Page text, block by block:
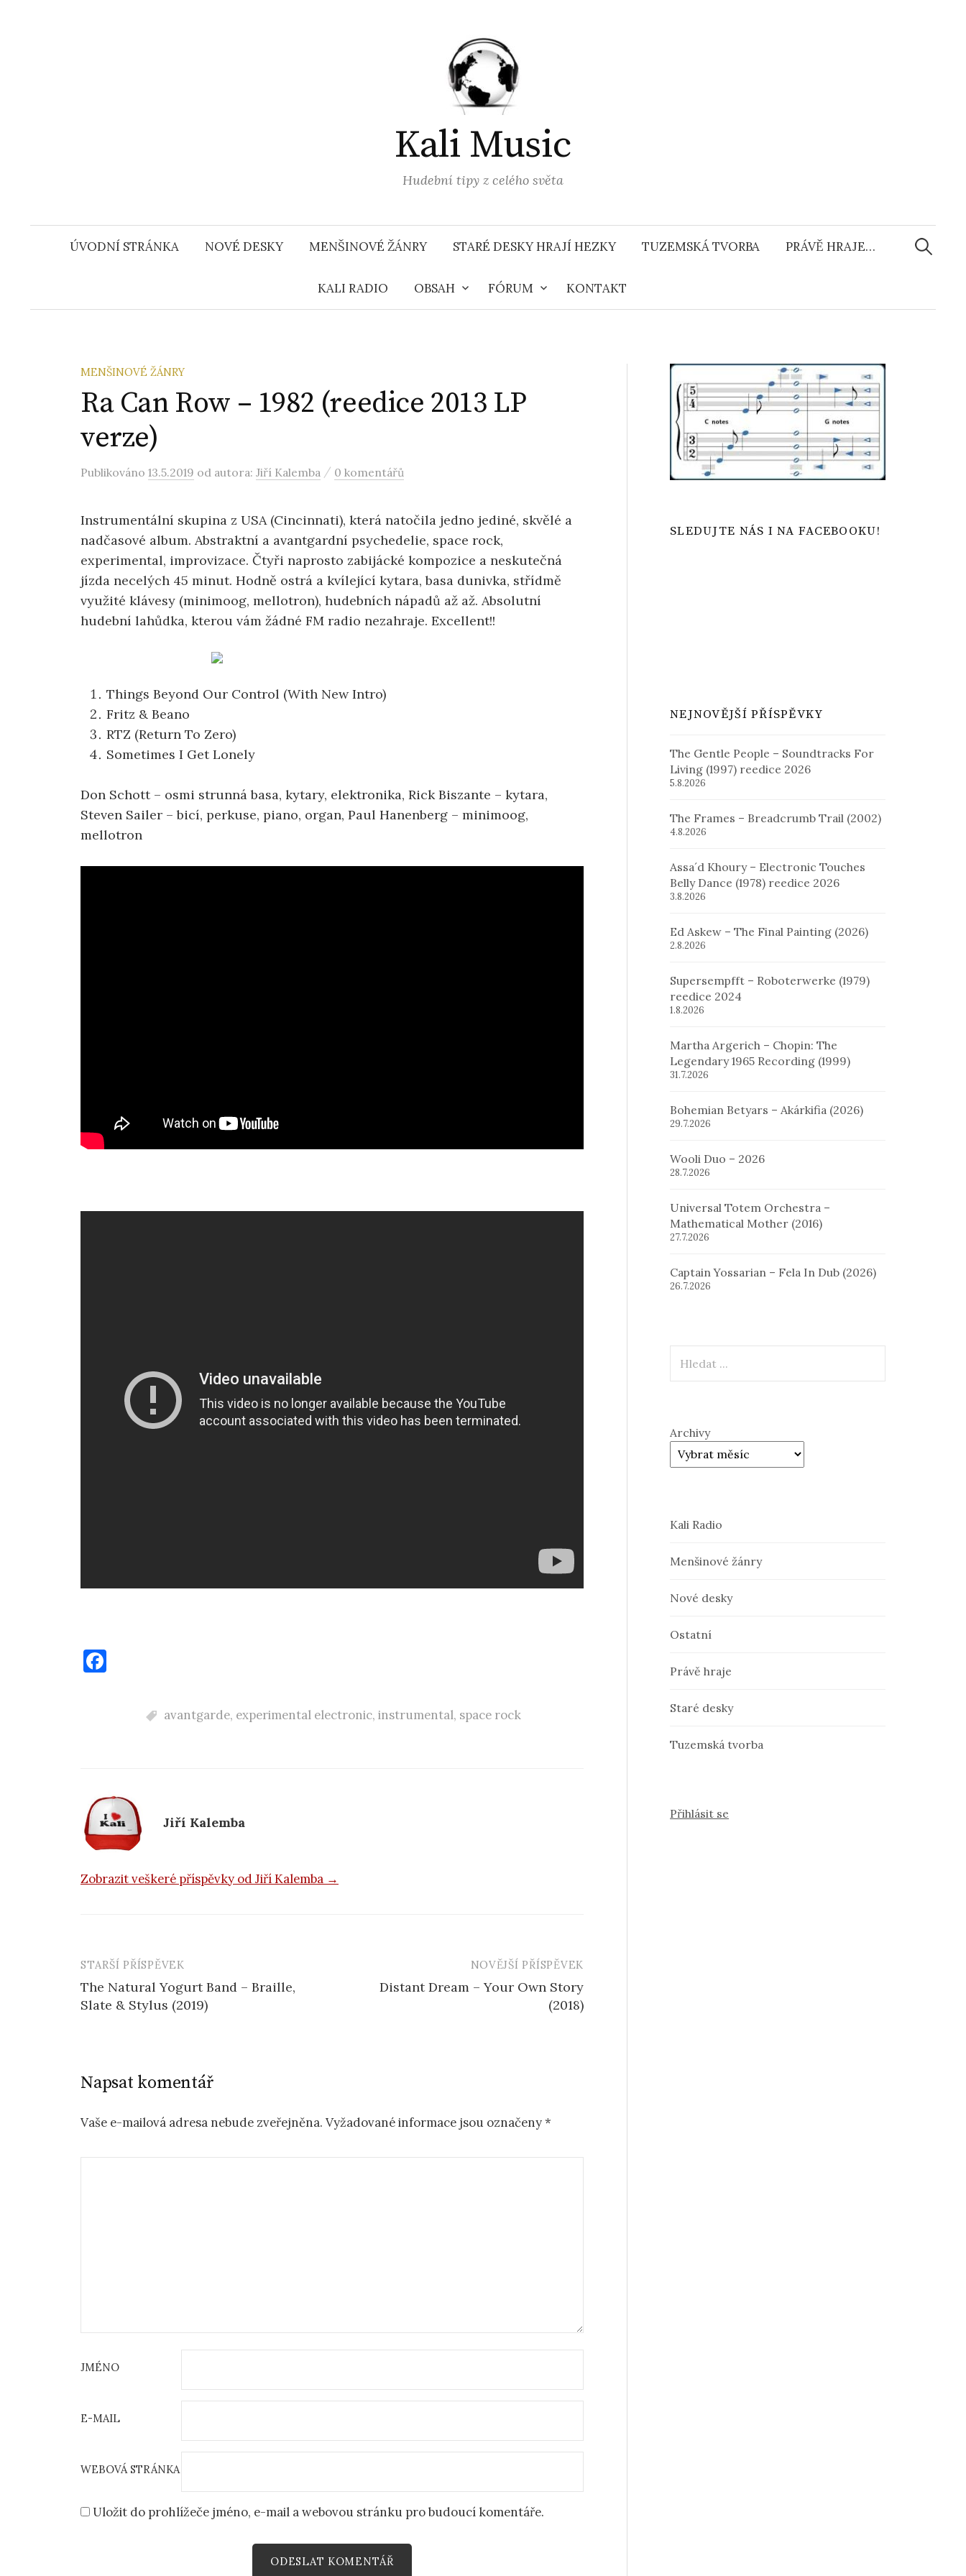
Kali Music
Hudební tipy z celého světa
ÚVODNÍ STRÁNKA NOVÉ DESKY MENŠINOVÉ ŽÁNRY STARÉ DESKY HRAJÍ HEZKY TUZEMSKÁ TVORBA PRÁVĚ HRAJE…
KALI RADIO OBSAH FÓRUM KONTAKT
MENŠINOVÉ ŽÁNRY
Ra Can Row – 1982 (reedice 2013 LP
verze)
Publikováno 13.5.2019 od autora: Jiří Kalemba / 0 komentářů
Instrumentální skupina z USA (Cincinnati), která natočila jedno jediné, skvělé a
nadčasové album. Abstraktní a avantgardní psychedelie, space rock,
experimental, improvizace. Čtyři naprosto zabijácké kompozice a neskutečná
jízda necelých 45 minut. Hodně ostrá a kvílející kytara, basa dunivka, střídmě
využité klávesy (minimoog, mellotron), hudebních nápadů až až. Absolutní
hudební lahůdka, kterou vám žádné FM radio nezahraje. Excellent!!
Things Beyond Our Control (With New Intro)
Fritz & Beano
RTZ (Return To Zero)
Sometimes I Get Lonely
Don Schott – osmi strunná basa, kytary, elektronika, Rick Biszante – kytara,
Steven Sailer – bicí, perkuse, piano, organ, Paul Hanenberg – minimoog,
mellotron
o
k
avantgarde, experimental electronic, instrumental, space rock
Jiří Kalemba
Zobrazit veškeré příspěvky od Jiří Kalemba →
Navigace
příspěvku
STARŠÍ PŘÍSPĚVEK
The Natural Yogurt Band – Braille,
Slate & Stylus (2019)
NOVĚJŠÍ PŘÍSPĚVEK
Distant Dream – Your Own Story
(2018)
Napsat komentář
Vaše e-mailová adresa nebude zveřejněna. Vyžadované informace jsou označeny*
JMÉNO
E-MAIL
WEBOVÁ STRÁNKA
Uložit do prohlížeče jméno, e-mail a webovou stránku pro budoucí komentáře.
SLEDUJTE NÁS I NA FACEBOOKU!
NEJNOVĚJŠÍ PŘÍSPĚVKY
The Gentle People – Soundtracks For
Living (1997) reedice 2026
5.8.2026
The Frames – Breadcrumb Trail (2002)
4.8.2026
Assa´d Khoury – Electronic Touches
Belly Dance (1978) reedice 2026
3.8.2026
Ed Askew – The Final Painting (2026)
2.8.2026
Supersempfft – Roboterwerke (1979)
reedice 2024
1.8.2026
Martha Argerich – Chopin: The
Legendary 1965 Recording (1999)
31.7.2026
Bohemian Betyars – Akárkifia (2026)
29.7.2026
Wooli Duo – 2026
28.7.2026
Universal Totem Orchestra –
Mathematical Mother (2016)
27.7.2026
Captain Yossarian – Fela In Dub (2026)
26.7.2026
Archivy
Kali Radio
Menšinové žánry
Nové desky
Ostatní
Právě hraje
Staré desky
Tuzemská tvorba
Přihlásit se